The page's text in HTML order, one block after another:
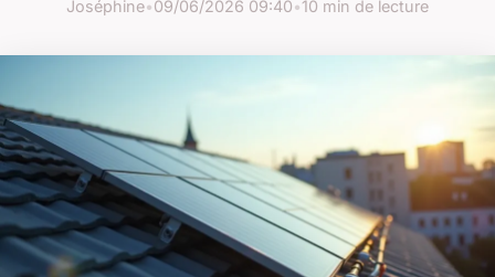
Joséphine•09/06/2026 09:40•10 min de lecture